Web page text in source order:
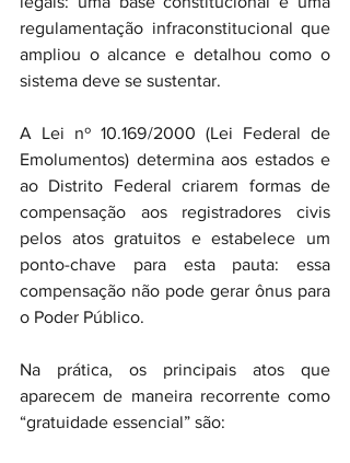
regulamentação infraconstitucional que
ampliou o alcance e detalhou como o
sistema deve se sustentar.
A Lei nº 10.169/2000 (Lei Federal de
Emolumentos) determina aos estados e
ao Distrito Federal criarem formas de
compensação aos registradores civis
pelos atos gratuitos e estabelece um
ponto-chave para esta pauta: essa
compensação não pode gerar ônus para
o Poder Público.
Na prática, os principais atos que
aparecem de maneira recorrente como
“gratuidade essencial” são: